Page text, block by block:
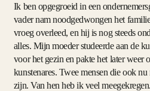
Ik ben opgegroeid in een
vader nam noodgedwongen het
vroeg overleed, en hij is nog steeds
alles. Mijn moeder studeerde aan de
voor het gezin en pakte het later weer
kunstenares. Twee mensen die ook
zijn. Van hen heb ik veel